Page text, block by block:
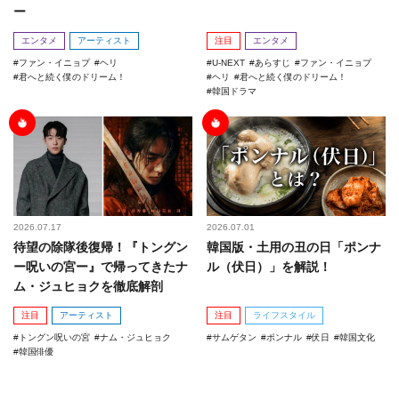
ー
エンタメ アーティスト
ファン・イニョプ
ヘリ
君へと続く僕のドリーム！
注目 エンタメ
U-NEXT あらすじ
ファン・イニョプ
ヘリ
君へと続く僕のドリーム！
韓国ドラマ
2026.07.17
待望の除隊後復帰！『トングン
ー呪いの宮ー』で帰ってきたナ
ム・ジュヒョクを徹底解剖
注目 アーティスト
トングン呪いの宮
ナム・ジュヒョク
韓国俳優
2026.07.01
韓国版・土用の丑の日「ポンナ
ル（伏日）」を解説！
注目 ライフスタイル
サムゲタン ポンナル 伏日 韓国文化